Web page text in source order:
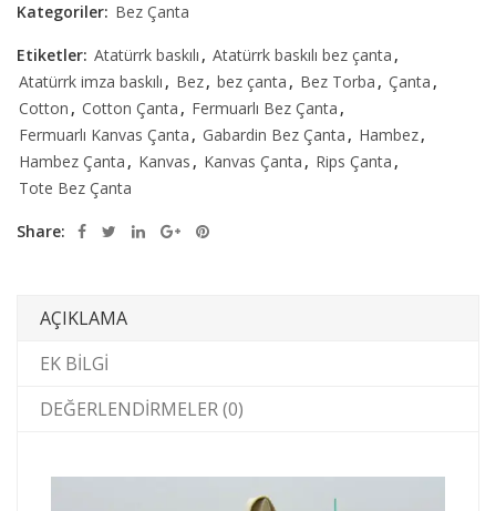
Kategoriler: Bez Çanta
Etiketler: Atatürrk baskılı , Atatürrk baskılı bez çanta ,
Atatürrk imza baskılı , Bez, bez çanta , Bez Torba , Çanta ,
Cotton , Cotton Çanta , Fermuarlı Bez Çanta ,
Fermuarlı Kanvas Çanta , Gabardin Bez Çanta , Hambez,
Hambez Çanta , Kanvas , Kanvas Çanta , Rips Çanta ,
Tote Bez Çanta
Share:
AÇIKLAMA
EK BILGI
DEĞERLENDIRMELER (0)